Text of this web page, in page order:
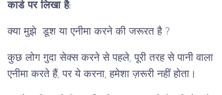
कार्ड पर लिखा है:
क्या मुझे डूश या एनीमा करने की जरूरत है ?
कुछ लोग गुदा सेक्स करने से पहले, पूरी तरह से पानी वाला
एनीमा करते हैं, पर ये करना, हमेशा ज़रूरी नहीं होता।